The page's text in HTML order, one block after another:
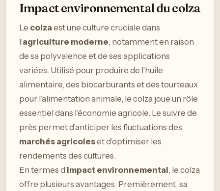
Impact environnemental du colza
Le colza est une culture cruciale dans
l’agriculture moderne, notamment en raison
de sa polyvalence et de ses applications
variées. Utilisé pour produire de l’huile
alimentaire, des biocarburants et des tourteaux
pour l’alimentation animale, le colza joue un rôle
essentiel dans l’économie agricole. Le suivre de
près permet d’anticiper les fluctuations des
marchés agricoleset d’optimiser les
rendements des cultures.
En termes d’impact environnemental, le colza
offre plusieurs avantages. Premièrement, sa